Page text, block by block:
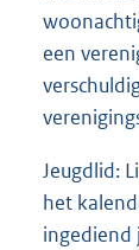
een
Jeugdlid:
het
ingediend